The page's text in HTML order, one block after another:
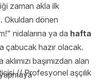
zaman akla ilk
Okuldan dönen
nidalarına ya da hafta
çabucak hazır olacak.
başımızdan alan
// Profesyonel aşçılık